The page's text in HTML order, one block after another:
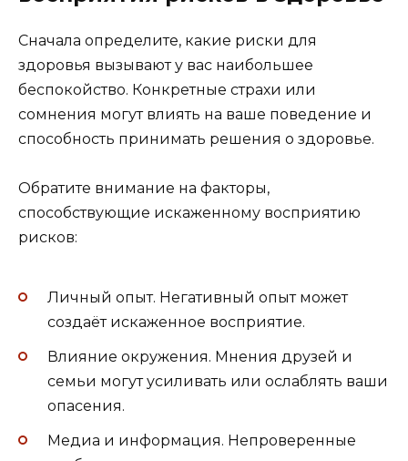
Сначала определите, какие риски для
здоровья вызывают у вас наибольшее
беспокойство. Конкретные страхи или
сомнения могут влиять на ваше поведение и
способность принимать решения о здоровье.
Обратите внимание на факторы,
способствующие искаженному восприятию
рисков:
Личный опыт. Негативный опыт может
создаёт искаженное восприятие.
Влияние окружения. Мнения друзей и
семьи могут усиливать или ослаблять ваши
опасения.
Медиа и информация. Непроверенные